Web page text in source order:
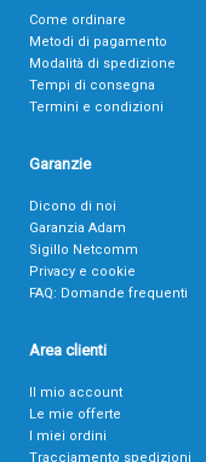
Come ordinare
Metodi di pagamento
Modalità di spedizione
Tempi di consegna
Termini e condizioni
Garanzie
Dicono di noi
Garanzia Adam
Sigillo Netcomm
Privacy e cookie
FAQ: Domande frequenti
Area clienti
Il mio account
Le mie offerte
I miei ordini
Tracciamento spedizioni